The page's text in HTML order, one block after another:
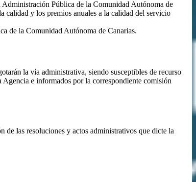
Administración Pública de la Comunidad Autónoma de
calidad y los premios anuales a la calidad del servicio
de la Comunidad Autónoma de Canarias.
la vía administrativa, siendo susceptibles de recurso
e informados por la correspondiente comisión
las resoluciones y actos administrativos que dicte la